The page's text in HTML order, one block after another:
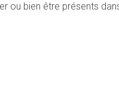
ou bien être présents